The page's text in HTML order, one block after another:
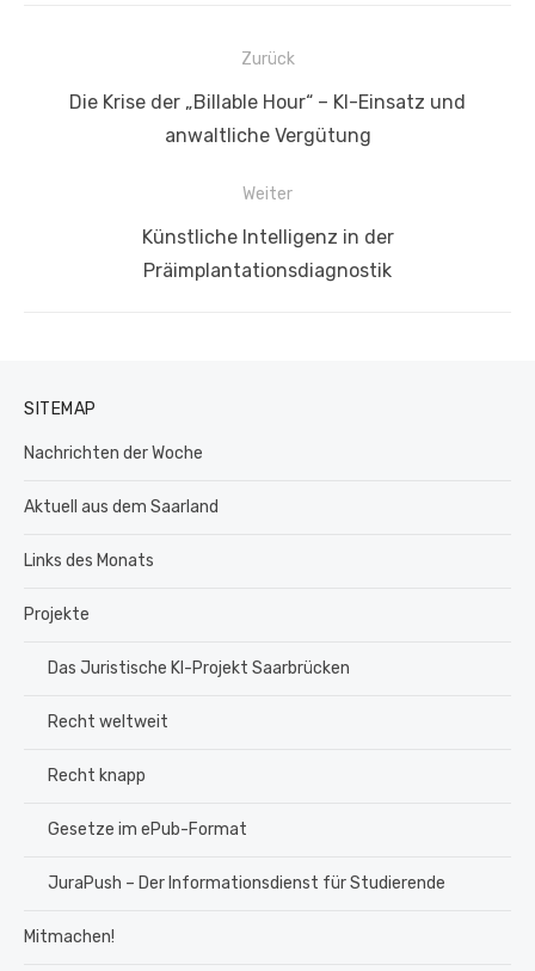
Beitragsnavigation
Zurück
Vorheriger
Die Krise der „Billable Hour“ – KI-Einsatz und
anwaltliche Vergütung
Weiter
Künstliche Intelligenz in der
Präimplantationsdiagnostik
SITEMAP
Nachrichten der Woche
Aktuell aus dem Saarland
Links des Monats
Projekte
Das Juristische KI-Projekt Saarbrücken
Recht weltweit
Recht knapp
Gesetze im ePub-Format
JuraPush – Der Informationsdienst für Studierende
Mitmachen!